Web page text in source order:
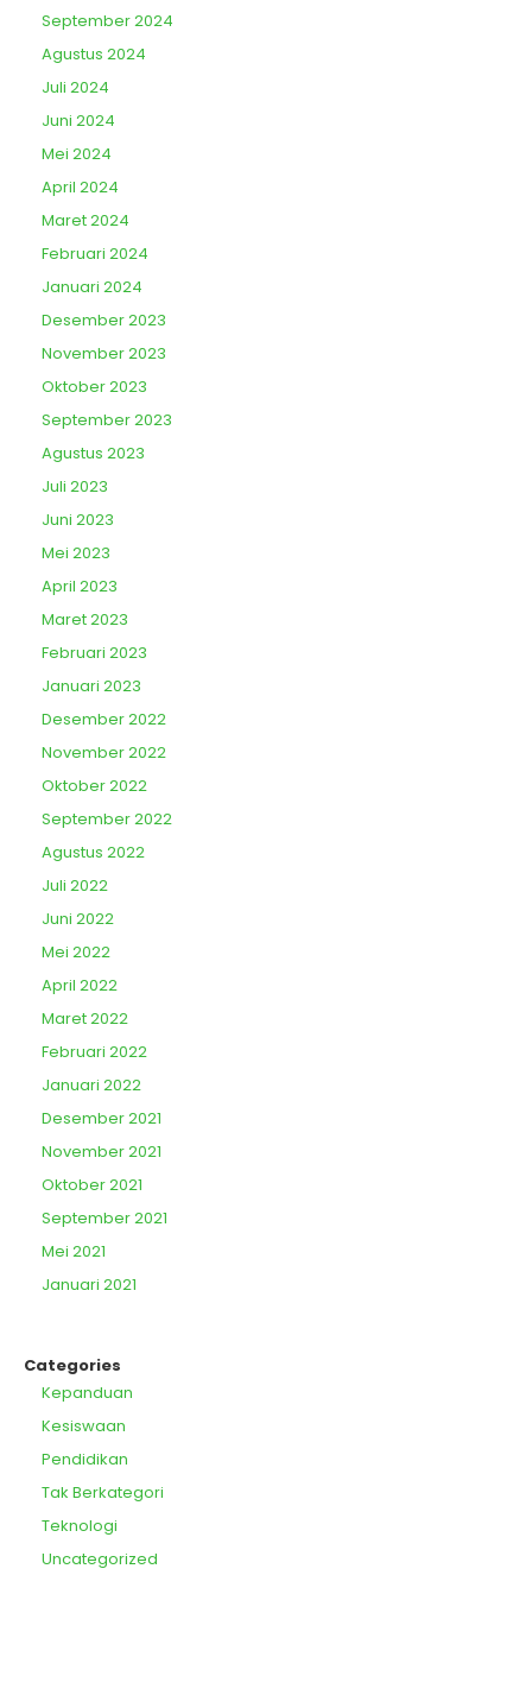
September 2024
Agustus 2024
Juli 2024
Juni 2024
Mei 2024
April 2024
Maret 2024
Februari 2024
Januari 2024
Desember 2023
November 2023
Oktober 2023
September 2023
Agustus 2023
Juli 2023
Juni 2023
Mei 2023
April 2023
Maret 2023
Februari 2023
Januari 2023
Desember 2022
November 2022
Oktober 2022
September 2022
Agustus 2022
Juli 2022
Juni 2022
Mei 2022
April 2022
Maret 2022
Februari 2022
Januari 2022
Desember 2021
November 2021
Oktober 2021
September 2021
Mei 2021
Januari 2021
Categories
Kepanduan
Kesiswaan
Pendidikan
Tak Berkategori
Teknologi
Uncategorized